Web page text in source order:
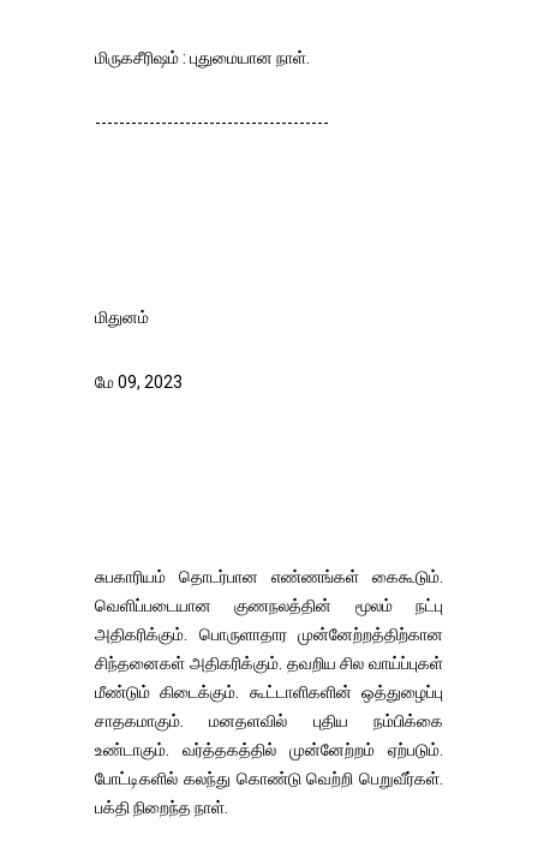
மிருகசீரிஷம் : புதுமையான நாள்.
---------------------------------------
மிதுனம்
மே 09, 2023
சுபகாரியம் தொடர்பான எண்ணங்கள் கைகூடும்.
வெளிப்படையான குணநலத்தின் மூலம் நட்பு
அதிகரிக்கும். பொருளாதார முன்னேற்றத்திற்கான
சிந்தனைகள் அதிகரிக்கும். தவறிய சில வாய்ப்புகள்
மீண்டும் கிடைக்கும். கூட்டாளிகளின் ஒத்துழைப்பு
சாதகமாகும். மனதளவில் புதிய நம்பிக்கை
உண்டாகும். வர்த்தகத்தில் முன்னேற்றம் ஏற்படும்.
போட்டிகளில் கலந்து கொண்டு வெற்றி பெறுவீர்கள்.
பக்தி நிறைந்த நாள்.